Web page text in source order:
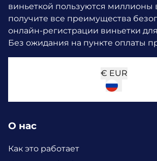
виньеткой пользуются миллионы
получите все преимущества
онлайн-регистрации виньетки
Без ожидания на пункте оплаты
€ EUR
О нас
Как это работает